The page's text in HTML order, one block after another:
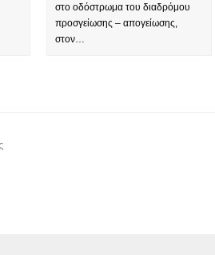
στο οδόστρωμα του διαδρόμου
προσγείωσης – απογείωσης,
στον…